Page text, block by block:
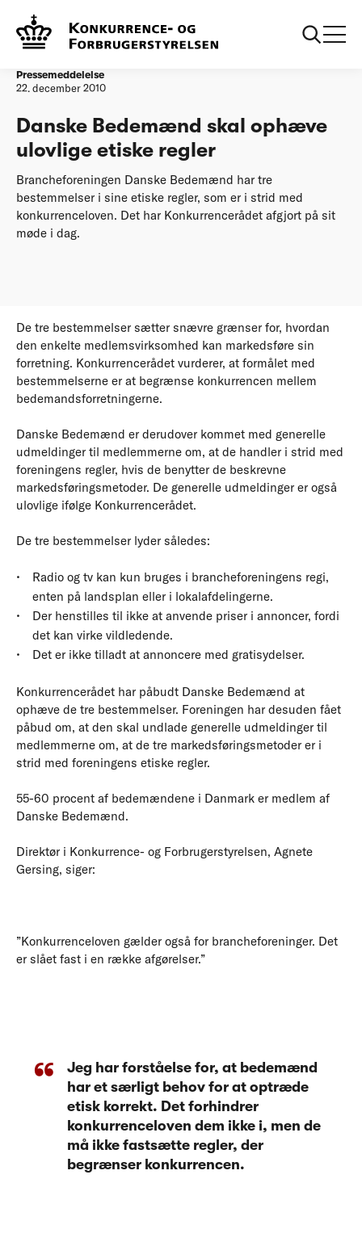
Forside
regler
Pressemeddelelse
22. december 2010
Danske Bedemænd skal ophæve
ulovlige etiske regler
Brancheforeningen Danske Bedemænd har tre
bestemmelser i sine etiske regler, som er i strid med
konkurrenceloven. Det har Konkurrencerådet afgjort på sit
møde i dag.
De tre bestemmelser sætter snævre grænser for, hvordan
den enkelte medlemsvirksomhed kan markedsføre sin
forretning. Konkurrencerådet vurderer, at formålet med
bestemmelserne er at begrænse konkurrencen mellem
bedemandsforretningerne.
Danske Bedemænd er derudover kommet med generelle
udmeldinger til medlemmerne om, at de handler i strid med
foreningens regler, hvis de benytter de beskrevne
markedsføringsmetoder. De generelle udmeldinger er også
ulovlige ifølge Konkurrencerådet.
De tre bestemmelser lyder således:
Radio og tv kan kun bruges i brancheforeningens regi,
enten på landsplan eller i lokalafdelingerne.
Der henstilles til ikke at anvende priser i annoncer, fordi
det kan virke vildledende.
Det er ikke tilladt at annoncere med gratisydelser.
Konkurrencerådet har påbudt Danske Bedemænd at
ophæve de tre bestemmelser. Foreningen har desuden fået
påbud om, at den skal undlade generelle udmeldinger til
medlemmerne om, at de tre markedsføringsmetoder er i
strid med foreningens etiske regler.
55-60 procent af bedemændene i Danmark er medlem af
Danske Bedemænd.
Direktør i Konkurrence- og Forbrugerstyrelsen, Agnete
Gersing, siger:
”Konkurrenceloven gælder også for brancheforeninger. Det
er slået fast i en række afgørelser.”
Jeg har forståelse for, at bedemænd
har et særligt behov for at optræde
etisk korrekt. Det forhindrer
konkurrenceloven dem ikke i, men de
må ikke fastsætte regler, der
begrænser konkurrencen.